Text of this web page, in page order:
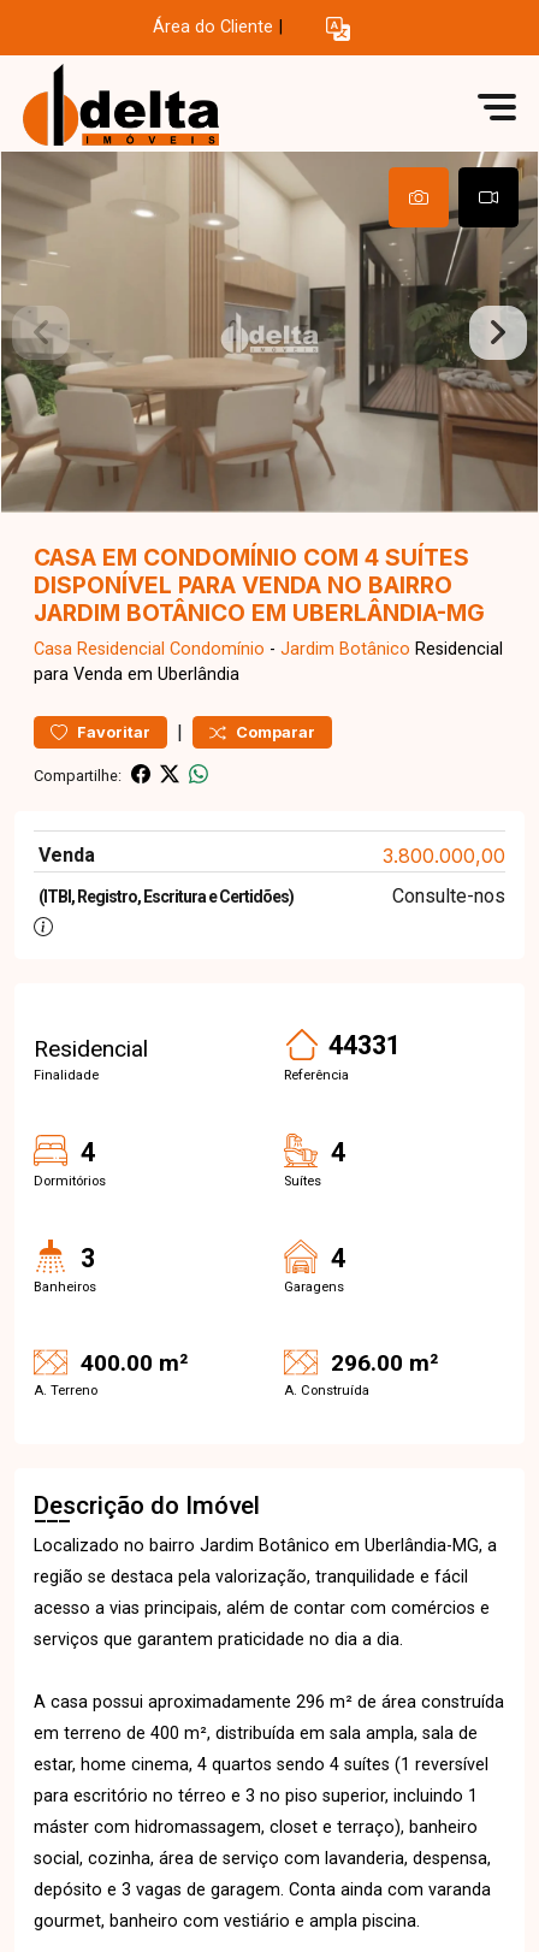
Área do Cliente
CASA EM CONDOMÍNIO COM 4 SUÍTES
DISPONÍVEL PARA VENDA NO BAIRRO
JARDIM BOTÂNICO EM UBERLÂNDIA-MG
Casa Residencial Condomínio - Jardim Botânico Residencial
para Venda em Uberlândia
Favoritar | Comparar
Compartilhe:
Venda 3.800.000,00
(ITBI, Registro, Escritura e Certidões) Consulte-nos
Residencial
Finalidade
44331
Referência
4
Dormitórios
4
Suítes
3
Banheiros
4
Garagens
400.00 m²
A. Terreno
296.00 m²
A. Construída
Descrição do Imóvel
Localizado no bairro Jardim Botânico em Uberlândia-MG, a
região se destaca pela valorização, tranquilidade e fácil
acesso a vias principais, além de contar com comércios e
serviços que garantem praticidade no dia a dia.
A casa possui aproximadamente 296 m² de área construída
em terreno de 400 m², distribuída em sala ampla, sala de
estar, home cinema, 4 quartos sendo 4 suítes (1 reversível
para escritório no térreo e 3 no piso superior, incluindo 1
máster com hidromassagem, closet e terraço), banheiro
social, cozinha, área de serviço com lavanderia, despensa,
depósito e 3 vagas de garagem. Conta ainda com varanda
gourmet, banheiro com vestiário e ampla piscina.